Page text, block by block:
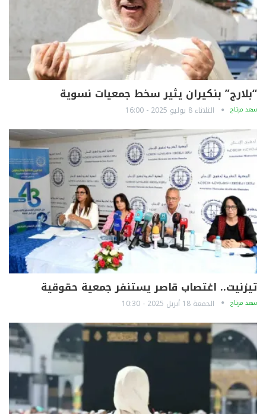
“بلارج” بنكيران يثير سخط جمعيات نسوية
سعد مرتاح الثلاثاء 8 يوليو 2025 - 16:00
تيزنيت.. اغتصاب قاصر يستنفر جمعية حقوقية
سعد مرتاح الجمعة 18 أبريل 2025 - 10:30